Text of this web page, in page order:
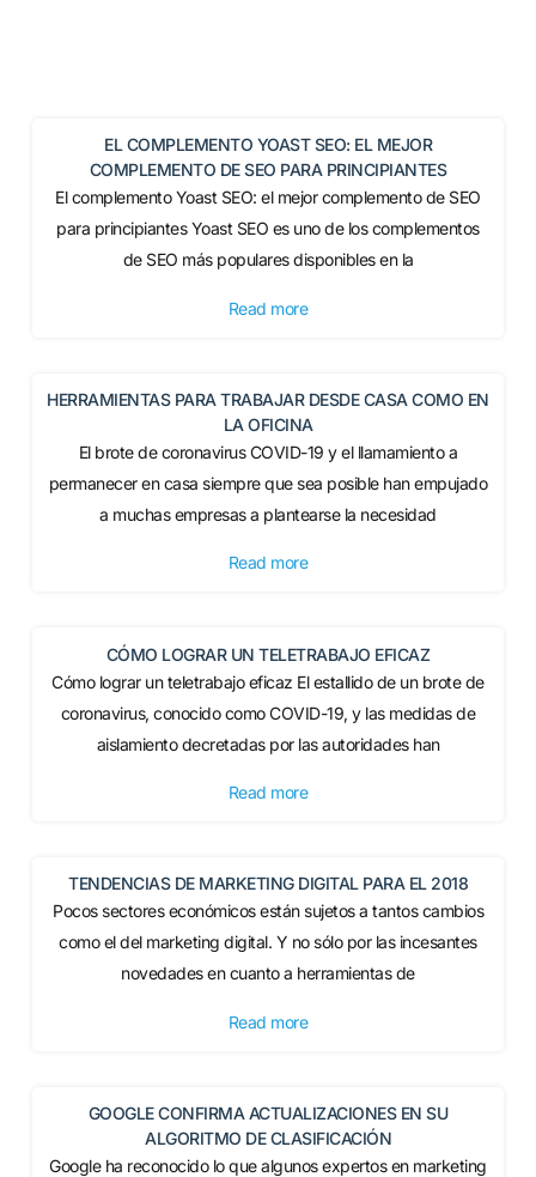
EL COMPLEMENTO YOAST SEO: EL MEJOR
COMPLEMENTO DE SEO PARA PRINCIPIANTES
El complemento Yoast SEO: el mejor complemento de SEO
para principiantes Yoast SEO es uno de los complementos
de SEO más populares disponibles en la
Read more
HERRAMIENTAS PARA TRABAJAR DESDE CASA COMO EN
LA OFICINA
El brote de coronavirus COVID-19 y el llamamiento a
permanecer en casa siempre que sea posible han empujado
a muchas empresas a plantearse la necesidad
Read more
CÓMO LOGRAR UN TELETRABAJO EFICAZ
Cómo lograr un teletrabajo eficaz El estallido de un brote de
coronavirus, conocido como COVID-19, y las medidas de
aislamiento decretadas por las autoridades han
Read more
TENDENCIAS DE MARKETING DIGITAL PARA EL 2018
Pocos sectores económicos están sujetos a tantos cambios
como el del marketing digital. Y no sólo por las incesantes
novedades en cuanto a herramientas de
Read more
GOOGLE CONFIRMA ACTUALIZACIONES EN SU
ALGORITMO DE CLASIFICACIÓN
Google ha reconocido lo que algunos expertos en marketing